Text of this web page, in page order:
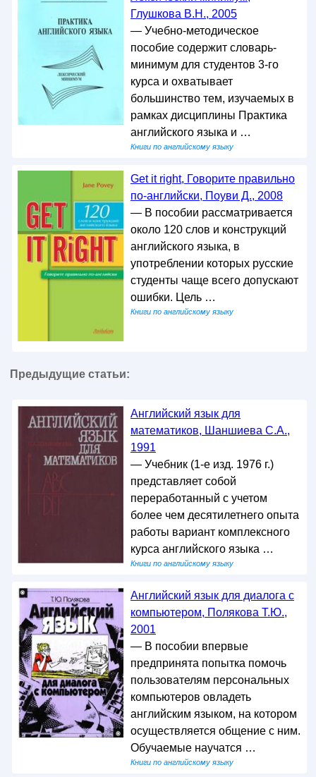
Глушкова В.Н., 2005
— Учебно-методическое
пособие содержит словарь-
минимум для студентов 3-го
курса и охватывает
большинство тем, изучаемых в
рамках дисциплины Практика
английского языка и …
Книги по английскому языку
Get it right, Говорите правильно
по-английски, Поуви Д., 2008
— В пособии рассматривается
около 120 слов и конструкций
английского языка, в
употреблении которых русские
студенты чаще всего допускают
ошибки. Цель …
Книги по английскому языку
Предыдущие статьи:
Английский язык для
математиков, Шаншиева С.А.,
1991
— Учебник (1-е изд. 1976 г.)
представляет собой
переработанный с учетом
более чем десятилетнего опыта
работы вариант комплексного
курса английского языка …
Книги по английскому языку
Английский язык для диалога с
компьютером, Полякова Т.Ю.,
2001
— В пособии впервые
предпринята попытка помочь
пользователям персональных
компьютеров овладеть
английским языком, на котором
осуществляется общение с ним.
Обучаемые научатся …
Книги по английскому языку